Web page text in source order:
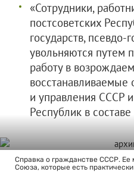
«Сотрудники,
постсоветских
государств, псевдо-
увольняются путем
работу в
восстанавливаемые
и управления СССР
Республик в
Справка о гражданстве СССР. Ее
Союза, которые есть